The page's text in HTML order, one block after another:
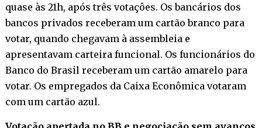
quase às 21h, após três votaçôes. Os bancários dos
bancos privados receberam um cartão branco para
votar, quando chegavam à assembleia e
apresentavam carteira funcional. Os funcionários do
Banco do Brasil receberam um cartão amarelo para
votar. Os empregados da Caixa Econômica votaram
com um cartão azul.